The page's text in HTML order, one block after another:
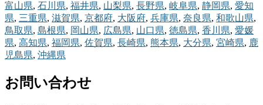
富山県, 石川県, 福井県, 山梨県, 長野県, 岐阜県, 静岡県, 愛知
県, 三重県, 滋賀県, 京都府, 大阪府, 兵庫県, 奈良県, 和歌山県,
鳥取県, 島根県, 岡山県, 広島県, 山口県, 徳島県, 香川県, 愛媛
県, 高知県, 福岡県, 佐賀県, 長崎県, 熊本県, 大分県, 宮崎県, 鹿
児島県, 沖縄県
お問い合わせ